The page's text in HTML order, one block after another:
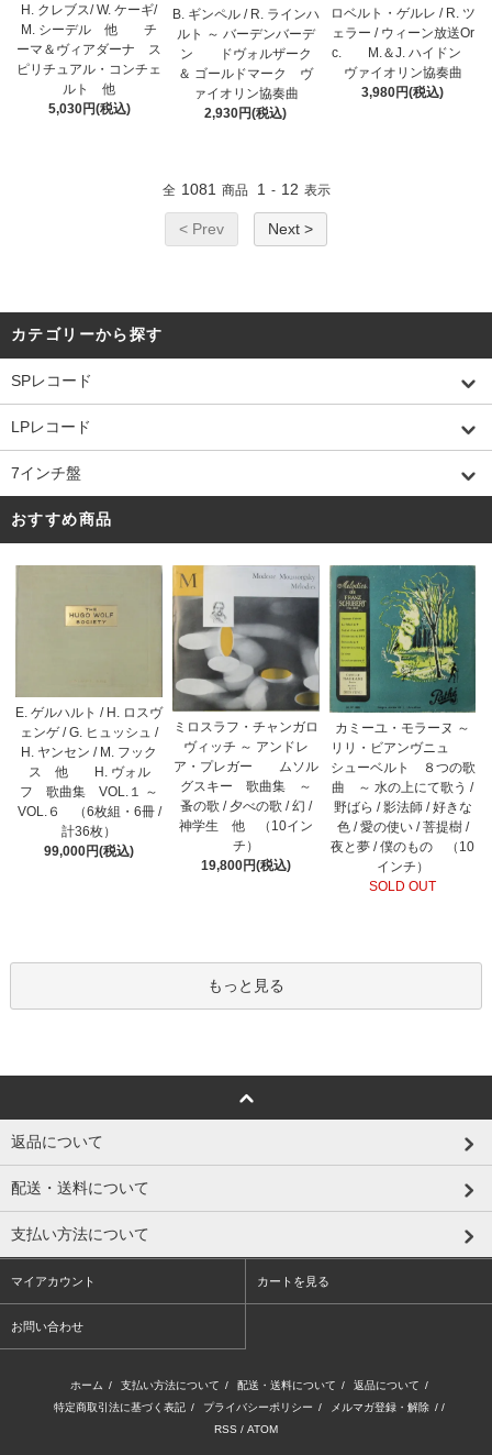
H. クレブス/ W. ケーギ/
M. シーデル 他 チ
ーマ＆ヴィアダーナ ス
ピリチュアル・コンチェ
ルト 他
5,030円(税込)
B. ギンペル / R. ラインハ
ルト ～ バーデンバーデ
ン ドヴォルザーク
＆ ゴールドマーク ヴ
ァイオリン協奏曲
2,930円(税込)
ロベルト・ゲルレ / R. ツ
ェラー / ウィーン放送Or
c. M.＆J. ハイドン
ヴァイオリン協奏曲
3,980円(税込)
全 1081 商品 1 - 12 表示
< Prev Next >
カテゴリーから探す
SPレコード
LPレコード
7インチ盤
おすすめ商品
E. ゲルハルト / H. ロスヴ
ェンゲ / G. ヒュッシュ /
H. ヤンセン / M. フック
ス 他 H. ヴォル
フ 歌曲集 VOL.１ ～
VOL.６ （6枚組・6冊 /
計36枚）
99,000円(税込)
ミロスラフ・チャンガロ
ヴィッチ ～ アンドレ
ア・プレガー ムソル
グスキー 歌曲集 ～
蚤の歌 / 夕べの歌 / 幻 /
神学生 他 （10イン
チ）
19,800円(税込)
カミーユ・モラーヌ ～
リリ・ビアンヴニュ
シューベルト ８つの歌
曲 ～ 水の上にて歌う /
野ばら / 影法師 / 好きな
色 / 愛の使い / 菩提樹 /
夜と夢 / 僕のもの （10
インチ）
SOLD OUT
もっと見る
返品について
配送・送料について
支払い方法について
マイアカウント カートを見る
お問い合わせ
ホーム / 支払い方法について / 配送・送料について / 返品について /
特定商取引法に基づく表記 / プライバシーポリシー / メルマガ登録・解除 / /
RSS / ATOM